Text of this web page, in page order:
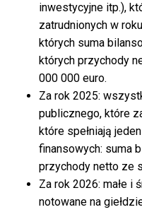
inwestycyjne itp.),
zatrudnionych w
których suma
których przychody
000 000 euro.
Za rok 2025:
publicznego, które
które spełniają
finansowych: suma
przychody netto ze
Za rok 2026: małe i
notowane na